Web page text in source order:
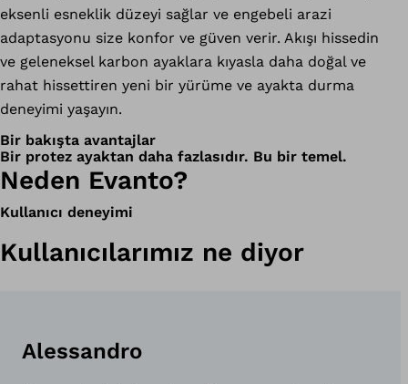
eksenli esneklik düzeyi sağlar ve engebeli arazi
adaptasyonu size konfor ve güven verir. Akışı hissedin
ve geleneksel karbon ayaklara kıyasla daha doğal ve
rahat hissettiren yeni bir yürüme ve ayakta durma
deneyimi yaşayın.
Bir protez ayaktan daha fazlasıdır. Bu bir temel.
Bir bakışta avantajlar
Neden Evanto?
Kullanıcı deneyimi
Kullanıcılarımız ne diyor
Alessandro